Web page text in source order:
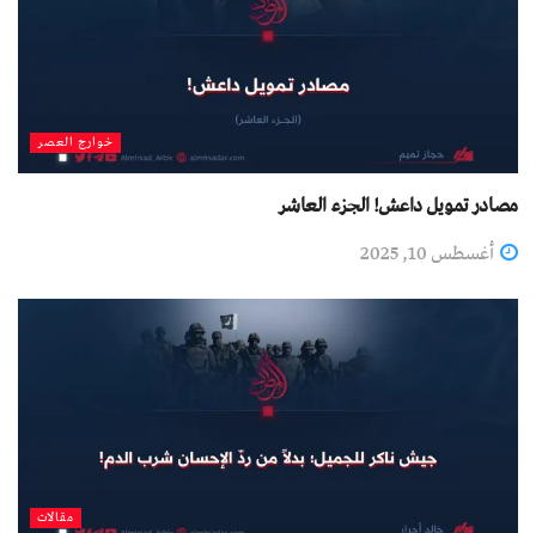
خوارج العصر
مصادر تمويل داعش! الجزء العاشر
أغسطس 10, 2025
مقالات